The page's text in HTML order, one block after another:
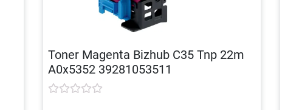
Toner Magenta Bizhub C35 Tnp 22m
A0x5352 39281053511